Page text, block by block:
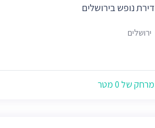
דירת נופש בירושלים
ירושלים
מרחק של 0 מטר